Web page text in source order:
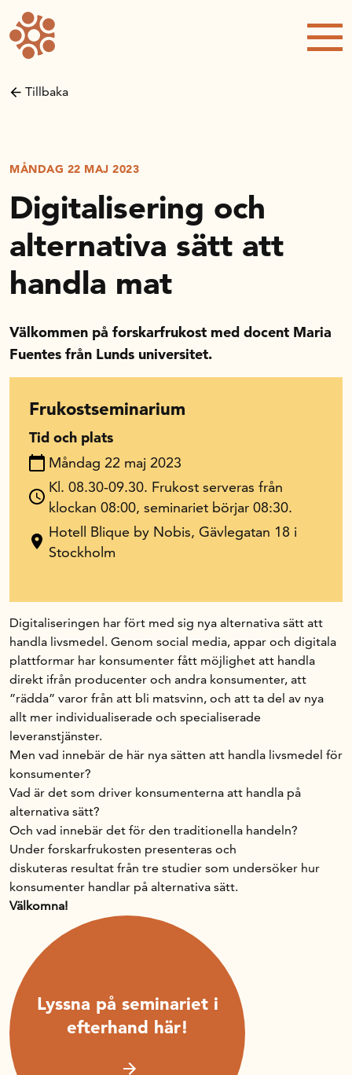
Forskning och utveckling
Kompetens och omställning
Kalender
Handelsrådet Play
Om oss
Handelsfakta.se
Tillbaka
MÅNDAG 22 MAJ 2023
Digitalisering och
alternativa sätt att
handla mat
Välkommen på forskarfrukost med docent Maria
Fuentes från Lunds universitet.
Frukostseminarium
Tid och plats
Måndag 22 maj 2023
Kl. 08.30-09.30. Frukost serveras från
klockan 08:00, seminariet börjar 08:30.
Hotell Blique by Nobis, Gävlegatan 18 i
Stockholm
Digitaliseringen har fört med sig nya alternativa sätt att
handla livsmedel. Genom social media, appar och digitala
plattformar har konsumenter fått möjlighet att handla
direkt ifrån producenter och andra konsumenter, att
”rädda” varor från att bli matsvinn, och att ta del av nya
allt mer individualiserade och specialiserade
leveranstjänster.
Men vad innebär de här nya sätten att handla livsmedel för
konsumenter?
Vad är det som driver konsumenterna att handla på
alternativa sätt?
Och vad innebär det för den traditionella handeln?
Under forskarfrukosten presenteras och
diskuteras resultat från tre studier som undersöker hur
konsumenter handlar på alternativa sätt.
Välkomna!
Lyssna på seminariet i
efterhand här!